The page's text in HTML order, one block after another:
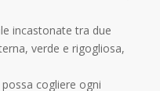
incastonate tra due
verde e rigogliosa,
cogliere ogni